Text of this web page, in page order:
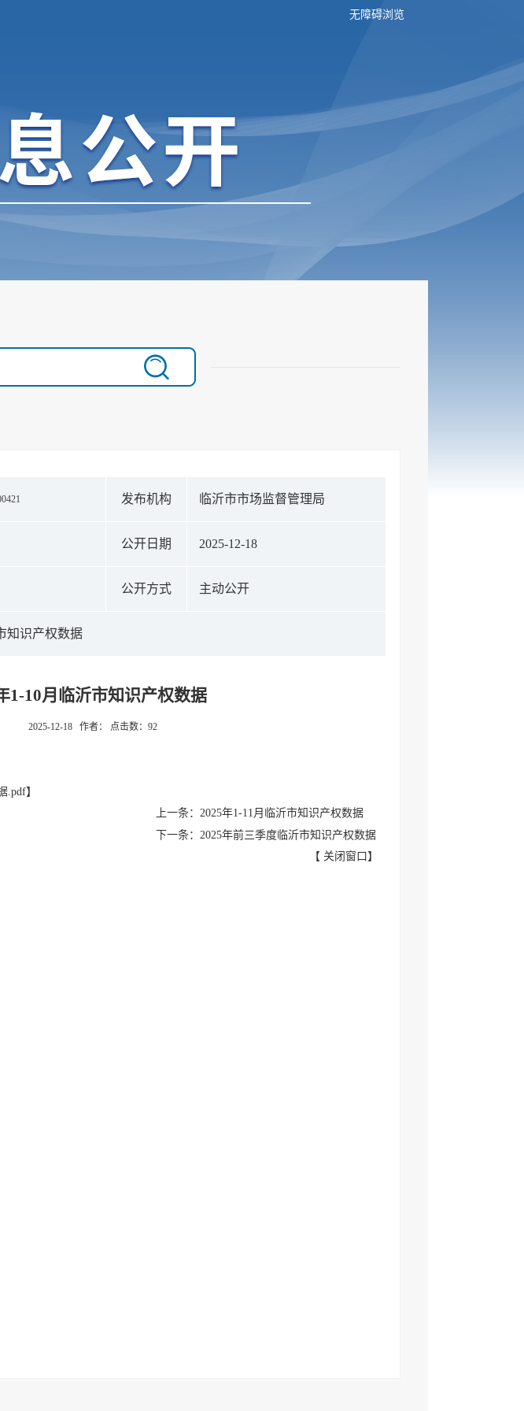
无障碍浏览
发布机构 临沂市市场监督管理局
公开日期 2025-12-18
公开方式 主动公开
知识产权数据
1-10月临沂市知识产权数据
2025-12-18 作者： 点击数： 92
.pdf】
上一条：2025年1-11月临沂市知识产权数据
下一条：2025年前三季度临沂市知识产权数据
【 关闭窗口 】